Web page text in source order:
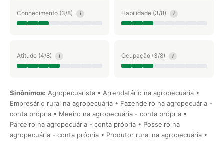
Conhecimento (3/8) i Habilidade (3/8) i
Atitude (4/8) i Ocupação (3/8) i
Sinônimos: Agropecuarista • Arrendatário na agropecuária •
Empresário rural na agropecuária • Fazendeiro na agropecuária -
conta própria • Meeiro na agropecuária - conta própria •
Parceiro na agropecuária - conta própria • Posseiro na
agropecuária - conta própria • Produtor rural na agropecuária •